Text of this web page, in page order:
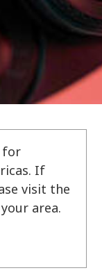
for
If
visit the
area.